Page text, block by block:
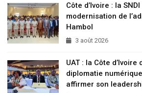
Côte d’Ivoire : la
modernisation de
Hambol
3 août 2026
UAT : la Côte d’Ivoire
diplomatie
affirmer son